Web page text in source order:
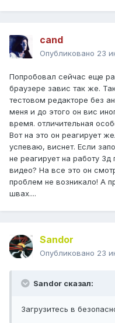
cand
Опубликовано 23
Попробовал сейчас еще
браузере завис так же.
тестовом редакторе без
меня и до этого он вис
время. отличительная
Вот на это он реагирует
успеваю, виснет. Если
не реагирует на работу
видео? На все это он
проблем не возникало! А
швах....
Sandor
Опубликовано 23
Sandor сказал:
Загрузитесь в